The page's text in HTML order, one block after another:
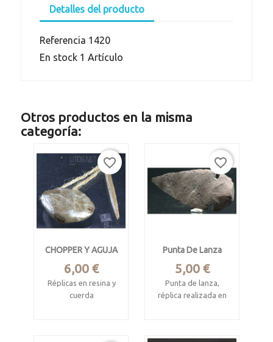
Detalles del producto
Referencia 1420
En stock 1 Artículo
Otros productos en la misma
categoría:
CHOPPER Y AGUJA
Precio
6,00 €
Réplicas en resina y
cuerda
favorite_border
Punta De Lanza
Precio
5,00 €
Punta de lanza,
réplica realizada en
favorite_border